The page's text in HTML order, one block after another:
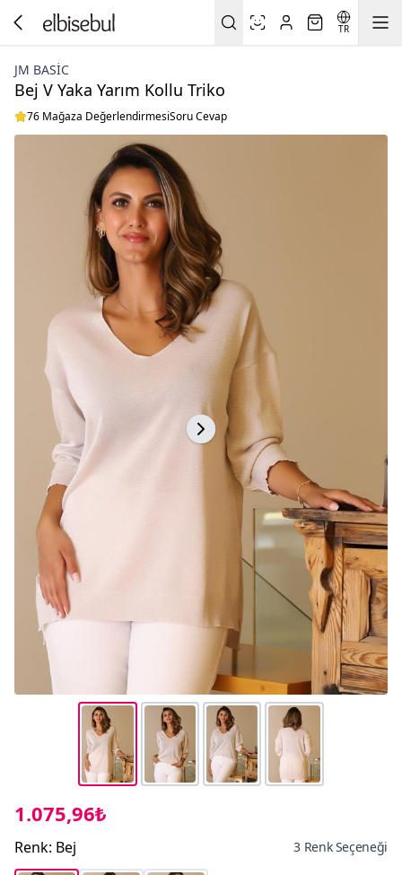
TR
JM BASIC
Bej V Yaka Yarım Kollu Triko
76 Mağaza DeğerlendirmesiSoru Cevap
1.075,96₺
Renk: Bej 3 Renk Seçeneği